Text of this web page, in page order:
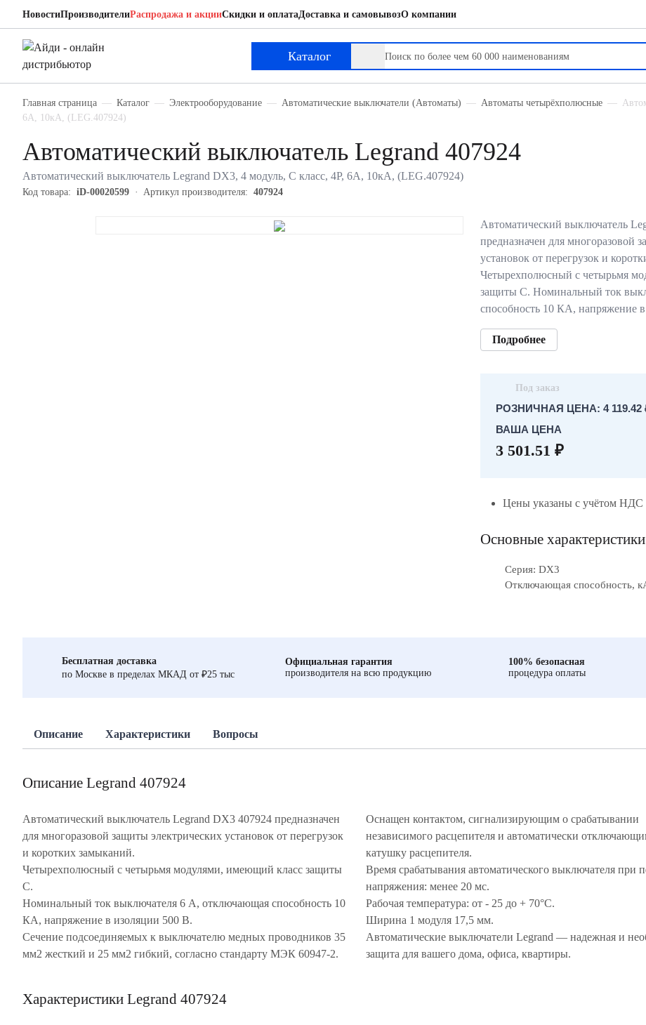
НовостиПроизводителиРаспродажа и акцииСкидки и оплатаДоставка и самовывозО компании
Каталог
Главная страница Каталог Электрооборудование Автоматические выключатели (Автоматы) Автоматы четырёхполюсные
6А, 10кА, (LEG.407924)
Автоматический выключатель Legrand 407924
Автоматический выключатель Legrand DX3, 4 модуль, C класс, 4P, 6А, 10кА, (LEG.407924)
Код товара: iD-00020599 Артикул производителя: 407924
Автоматический выключатель
предназначен для многоразовой
установок от перегрузок и
Четырехполюсный с четырьмя
защиты С. Номинальный ток
способность 10 КА, напряжение
Подробнее
Под заказ
РОЗНИЧНАЯ ЦЕНА: 4 119.42
ВАША ЦЕНА
3 501.51 ₽
Цены указаны с учётом НДС
Основные характеристики
Серия: DX3
Отключающая способность,
Бесплатная доставка
по Москве в пределах МКАД от ₽25 тыс
Официальная гарантия
производителя на всю продукцию
100% безопасная
процедура оплаты
Описание Характеристики Вопросы
Описание Legrand 407924
Автоматический выключатель Legrand DX3 407924 предназначен
для многоразовой защиты электрических установок от перегрузок
и коротких замыканий.
Четырехполюсный с четырьмя модулями, имеющий класс защиты
С.
Номинальный ток выключателя 6 А, отключающая способность 10
КА, напряжение в изоляции 500 В.
Сечение подсоединяемых к выключателю медных проводников 35
мм2 жесткий и 25 мм2 гибкий, согласно стандарту МЭК 60947-2.
Оснащен контактом, сигнализирующим о срабатывании
независимого расцепителя и автоматически
катушку расцепителя.
Время срабатывания автоматического выключателя при
напряжения: менее 20 мс.
Рабочая температура: от - 25 до + 70°С.
Ширина 1 модуля 17,5 мм.
Автоматические выключатели Legrand — надежная и
защита для вашего дома, офиса, квартиры.
Характеристики Legrand 407924
Legrand 407924
Автоматический выключатель